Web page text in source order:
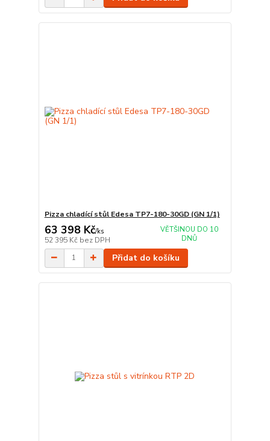
Pizza chladící stůl Edesa TP7-180-30GD (GN 1/1)
63 398 Kč/ks
52 395 Kč bez DPH
VĚTŠINOU DO 10
DNŮ
Přidat do košíku